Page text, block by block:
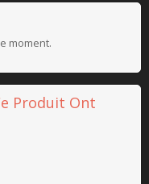
moment.
Produit Ont